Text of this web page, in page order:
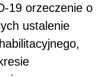
19 orzeczenie o
ustalenie